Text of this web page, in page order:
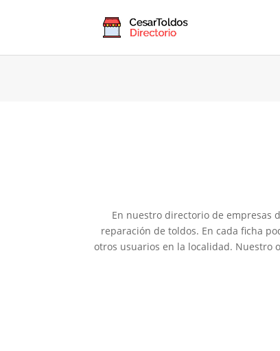
En nuestro directorio de empresas
reparación de toldos. En cada ficha
otros usuarios en la localidad. Nuestro